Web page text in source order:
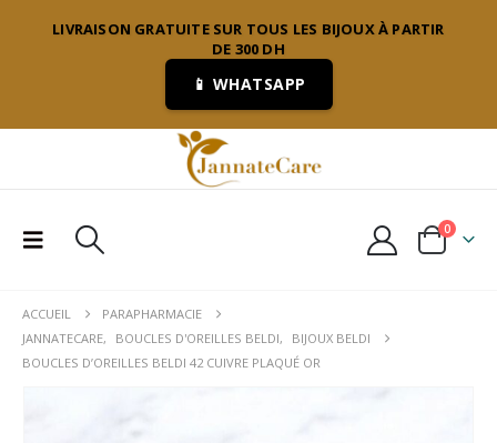
LIVRAISON GRATUITE SUR TOUS LES BIJOUX À PARTIR
DE 300 DH
📱 WHATSAPP
0
ACCUEIL
PARAPHARMACIE
JANNATECARE, BOUCLES D'OREILLES BELDI,
BIJOUX BELDI
BOUCLES D’OREILLES BELDI 42 CUIVRE PLAQUÉ OR